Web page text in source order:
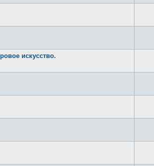
искусство.